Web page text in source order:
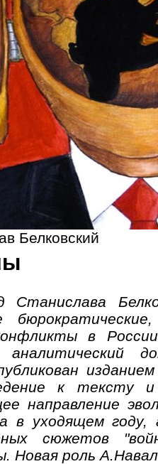
Белковский
в
аналитический
к тексту
направление
в уходящем году,
сюжетов
Новая роль